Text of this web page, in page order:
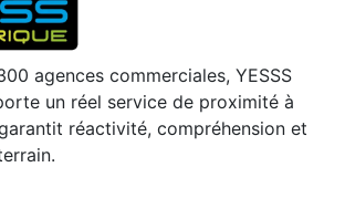
agences commerciales, YESSS
un réel service de proximité à
réactivité, compréhension et